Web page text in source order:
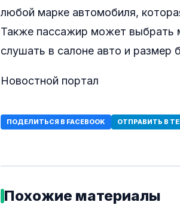
любой марке автомобиля,
Также пассажир может выбрать
слушать в салоне авто и размер
Новостной портал
ПОДЕЛИТЬСЯ В FACEBOOK ОТПРАВИТЬ В
Похожие материалы